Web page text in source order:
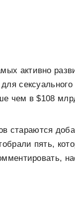
активно
сексуального
чем в $108
стараются
пять,